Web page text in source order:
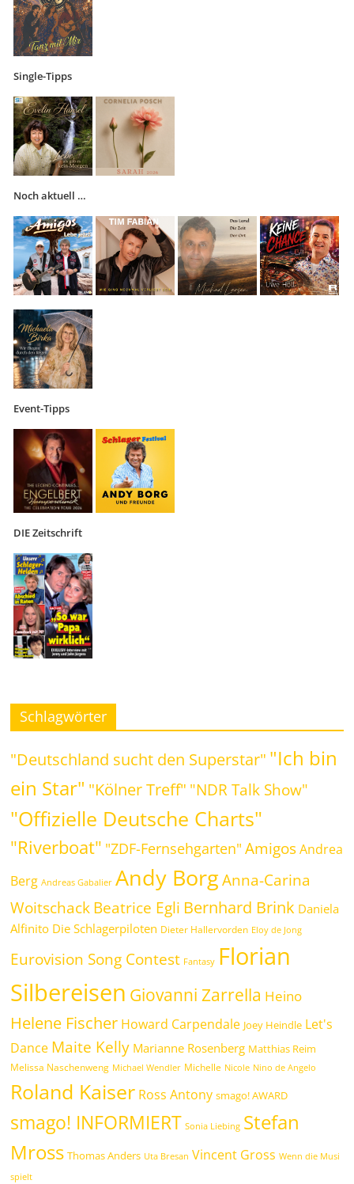
Single-Tipps
Noch aktuell …
Event-Tipps
DIE Zeitschrift
Schlagwörter
"Deutschland sucht den Superstar" "Ich bin
ein Star" "Kölner Treff" "NDR Talk Show"
"Offizielle Deutsche Charts"
"Riverboat" "ZDF-Fernsehgarten" Amigos Andrea
Berg Andreas Gabalier Andy Borg Anna-Carina
WoitschackBeatrice Egli Bernhard Brink Daniela
Alfinito Die Schlagerpiloten Dieter Hallervorden Eloy de Jong
Eurovision Song Contest Fantasy Florian
Silbereisen Giovanni Zarrella Heino
Helene Fischer Howard Carpendale Joey Heindle Let's
Dance Maite Kelly Marianne Rosenberg Matthias Reim
Melissa Naschenweng Michael Wendler Michelle Nicole Nino de Angelo
Roland Kaiser Ross Antony smago! AWARD
smago! INFORMIERT Sonia Liebing Stefan
Mross Thomas Anders Uta Bresan Vincent Gross Wenn die Musi
spielt